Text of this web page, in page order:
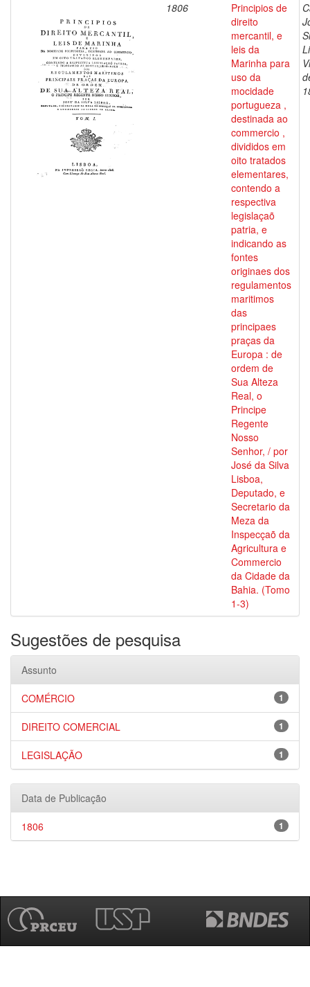
1806
Principios de
direito
mercantil, e
leis da
Marinha para
uso da
mocidade
portugueza ,
destinada ao
commercio ,
divididos em
oito tratados
elementares,
contendo a
respectiva
legislaçaõ
patria, e
indicando as
fontes
originaes dos
regulamentos
maritimos
das
principaes
praças da
Europa : de
ordem de
Sua Alteza
Real, o
Principe
Regente
Nosso
Senhor, / por
José da Silva
Lisboa,
Deputado, e
Secretario da
Meza da
Inspecçaõ da
Agricultura e
Commercio
da Cidade da
Bahia. (Tomo
1-3)
Sugestões de pesquisa
Assunto
1
COMÉRCIO
1
DIREITO COMERCIAL
1
LEGISLAÇÃO
Data de Publicação
1
1806